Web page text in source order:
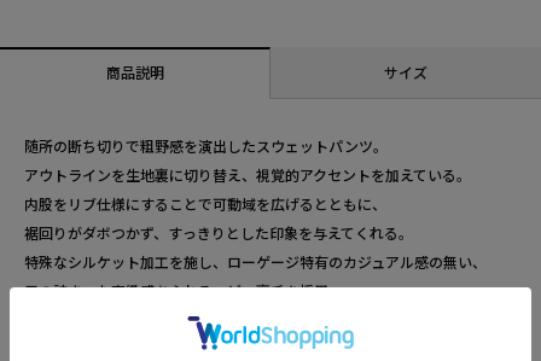
商品説明 サイズ
随所の断ち切りで粗野感を演出したスウェットパンツ。
アウトラインを生地裏に切り替え、視覚的アクセントを加えている。
内股をリブ仕様にすることで可動域を広げるとともに、
裾回りがダボつかず、すっきりとした印象を与えてくれる。
特殊なシルケット加工を施し、ローゲージ特有のカジュアル感の無い、
目の詰まった高級感あふれるヘビー裏毛を採用。
従来の裏毛に比べ、ヘビー裏毛特有のハリコシをしっかりと感じられ、
コンパクトかつ美しい目面が特長。